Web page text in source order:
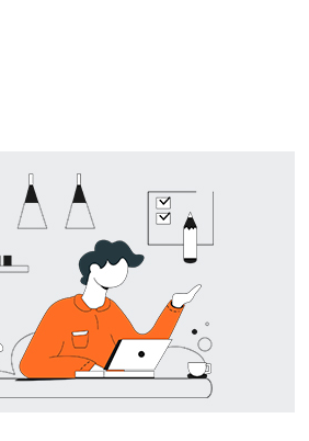
教程将教您如何下载并连接CF新加